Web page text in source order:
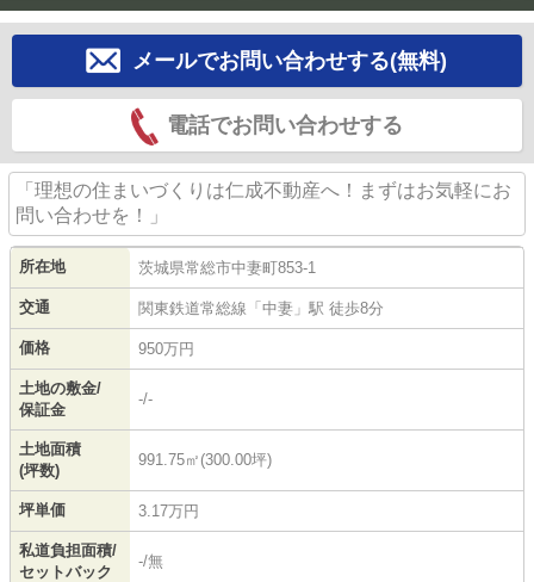
メールでお問い合わせする(無料)
電話でお問い合わせする
「理想の住まいづくりは仁成不動産へ！まずはお気軽にお
問い合わせを！」
所在地 茨城県常総市中妻町853-1
交通 関東鉄道常総線 「 中妻 」駅 徒歩8分
価格 950万円
土地の敷金/
保証金
-/-
土地面積
(坪数)
991.75㎡(300.00坪)
坪単価 3.17万円
私道負担面積/
セットバック
-/無